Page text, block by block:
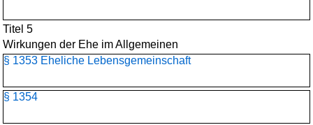
Titel 5
Wirkungen der Ehe im Allgemeinen
§ 1353 Eheliche Lebensgemeinschaft
§ 1354